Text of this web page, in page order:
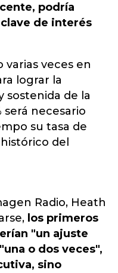
podría
de interés
veces en
lograr la
sostenida de la
será necesario
su tasa de
del
Radio, Heath
los primeros
"un ajuste
o dos veces",
sino